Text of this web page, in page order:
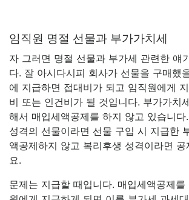
임직원 명절 선물과 부가가치세
자 그러면 명절 선물과 부가세 관련한 얘
다. 잘 아시다시피 회사가 선물을 구매했
에 지급하면 접대비가 되고 임직원에게
비 또는 인건비가 될 것입니다. 부가가치
해서 매입세액공제를 하지 않고 있습니다
성격의 선물이라면 선물 구입 시 지급한
액공제하지 않고 복리후생 성격이라면
요.
문제는 지급할 때입니다. 매입세액공제를